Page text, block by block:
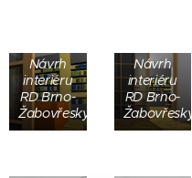
Návrh
interiéru
RD Brno-
Žabovřesky
Návrh
interiéru
RD Brno-
Žabovřesky